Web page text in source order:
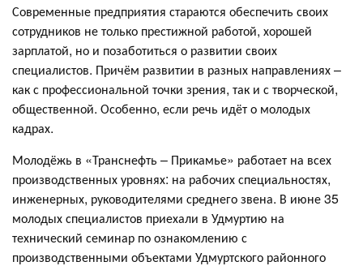
Современные предприятия стараются обеспечить своих
сотрудников не только престижной работой, хорошей
зарплатой, но и позаботиться о развитии своих
специалистов. Причём развитии в разных направлениях –
как с профессиональной точки зрения, так и с творческой,
общественной. Особенно, если речь идёт о молодых
кадрах.
Молодёжь в «Транснефть – Прикамье» работает на всех
производственных уровнях: на рабочих специальностях,
инженерных, руководителями среднего звена. В июне 35
молодых специалистов приехали в Удмуртию на
технический семинар по ознакомлению с
производственными объектами Удмуртского районного